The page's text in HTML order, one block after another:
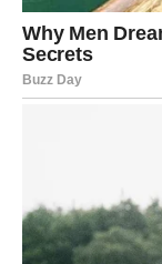
sopstvene
Blizanci su
poruke stižu,
poseban značaj.